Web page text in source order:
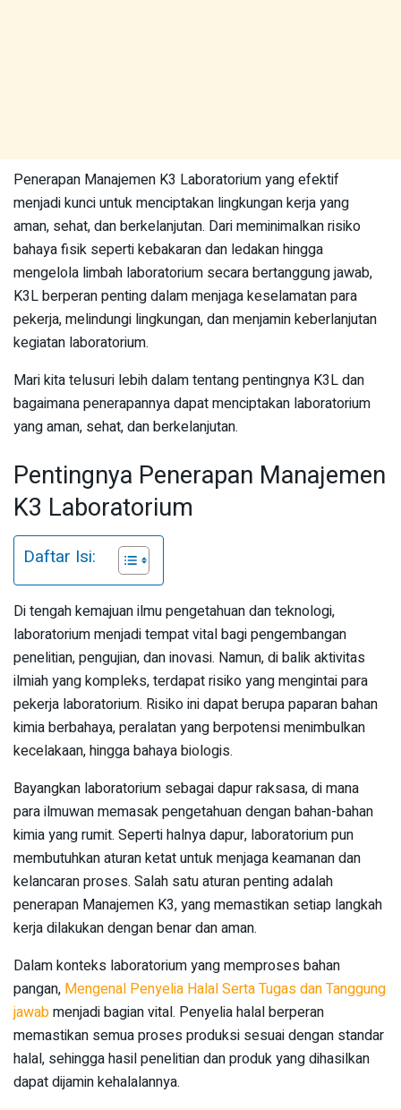
Penerapan Manajemen K3 Laboratorium yang efektif
menjadi kunci untuk menciptakan lingkungan kerja yang
aman, sehat, dan berkelanjutan. Dari meminimalkan risiko
bahaya fisik seperti kebakaran dan ledakan hingga
mengelola limbah laboratorium secara bertanggung jawab,
K3L berperan penting dalam menjaga keselamatan para
pekerja, melindungi lingkungan, dan menjamin keberlanjutan
kegiatan laboratorium.
Mari kita telusuri lebih dalam tentang pentingnya K3L dan
bagaimana penerapannya dapat menciptakan laboratorium
yang aman, sehat, dan berkelanjutan.
Pentingnya Penerapan Manajemen
K3 Laboratorium
Daftar Isi:
Di tengah kemajuan ilmu pengetahuan dan teknologi,
laboratorium menjadi tempat vital bagi pengembangan
penelitian, pengujian, dan inovasi. Namun, di balik aktivitas
ilmiah yang kompleks, terdapat risiko yang mengintai para
pekerja laboratorium. Risiko ini dapat berupa paparan bahan
kimia berbahaya, peralatan yang berpotensi menimbulkan
kecelakaan, hingga bahaya biologis.
Bayangkan laboratorium sebagai dapur raksasa, di mana
para ilmuwan memasak pengetahuan dengan bahan-bahan
kimia yang rumit. Seperti halnya dapur, laboratorium pun
membutuhkan aturan ketat untuk menjaga keamanan dan
kelancaran proses. Salah satu aturan penting adalah
penerapan Manajemen K3, yang memastikan setiap langkah
kerja dilakukan dengan benar dan aman.
Dalam konteks laboratorium yang memproses bahan
pangan, Mengenal Penyelia Halal Serta Tugas dan Tanggung
jawabmenjadi bagian vital. Penyelia halal berperan
memastikan semua proses produksi sesuai dengan standar
halal, sehingga hasil penelitian dan produk yang dihasilkan
dapat dijamin kehalalannya.